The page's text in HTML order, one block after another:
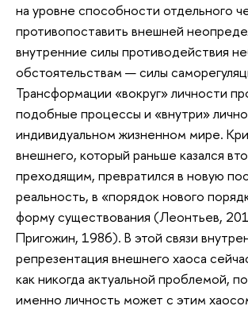
на уровне способности отдельного
противопоставить внешней
внутренние силы противодействия
обстоятельствам — силы
Трансформации «вокруг» личности
подобные процессы и «внутри»
индивидуальном жизненном мире.
внешнего, который раньше казался
преходящим, превратился в новую
реальность, в «порядок нового
форму существования (Леонтьев,
Пригожин, 1986). В этой связи
репрезентация внешнего хаоса
как никогда актуальной проблемой,
именно личность может с этим